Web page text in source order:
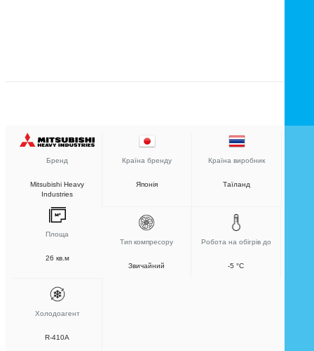
Бренд
Mitsubishi Heavy
Industries
Країна бренду
Японія
Країна виробник
Таїланд
Площа
26 кв.м
Тип компресору
Звичайний
Робота на обігрів до
-5 °C
Холодоагент
R-410A